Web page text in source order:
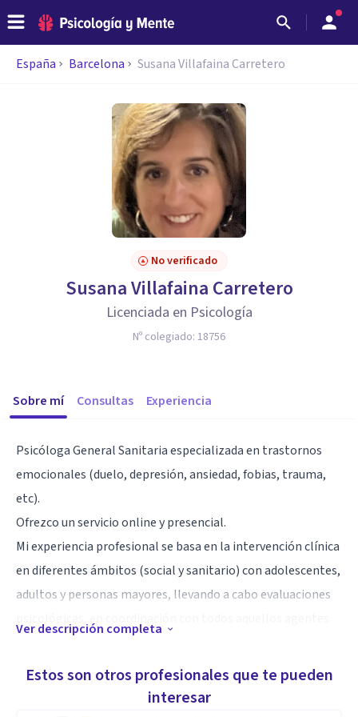
España Barcelona Susana Villafaina Carretero
No verificado
Susana Villafaina Carretero
Licenciada en Psicología
Nº colegiado: 18756
Sobre mí Consultas Experiencia
Psicóloga General Sanitaria especializada en trastornos
emocionales (duelo, depresión, ansiedad, fobias, trauma,
etc).
Ofrezco un servicio online y presencial.
Mi experiencia profesional se basa en la intervención clínica
en diferentes ámbitos (social y sanitario) con adolescentes,
adultos y personas mayores, llevando a cabo evaluaciones
También trabajo como técnica de Desarrollo Profesional en
el Col·legi Oficial de Psicologia de Catalunya, lo que me
Ver descripción completa
Estos son otros profesionales que te pueden
interesar